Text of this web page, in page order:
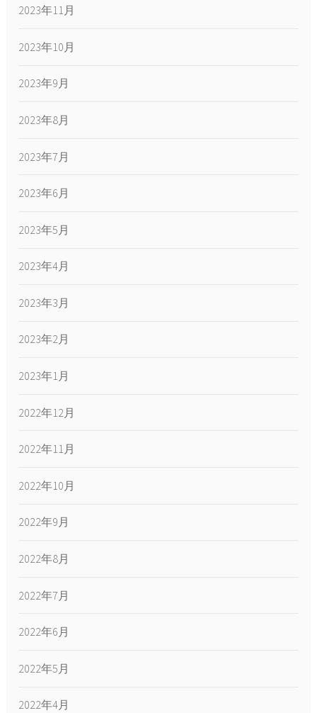
2023年11月
2023年10月
2023年9月
2023年8月
2023年7月
2023年6月
2023年5月
2023年4月
2023年3月
2023年2月
2023年1月
2022年12月
2022年11月
2022年10月
2022年9月
2022年8月
2022年7月
2022年6月
2022年5月
2022年4月